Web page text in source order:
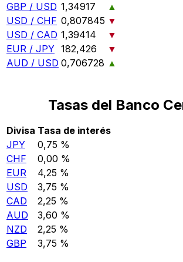
GBP / USD 1,34917
▲
USD / CHF 0,807845 ▼
USD / CAD 1,39414
▼
EUR / JPY 182,426
▼
AUD / USD 0,706728 ▲
Tasas del Banco
Divisa Tasa de interés
JPY
0,75 %
CHF
0,00 %
EUR
4,25 %
USD
3,75 %
CAD
2,25 %
AUD
3,60 %
NZD
2,25 %
GBP
3,75 %